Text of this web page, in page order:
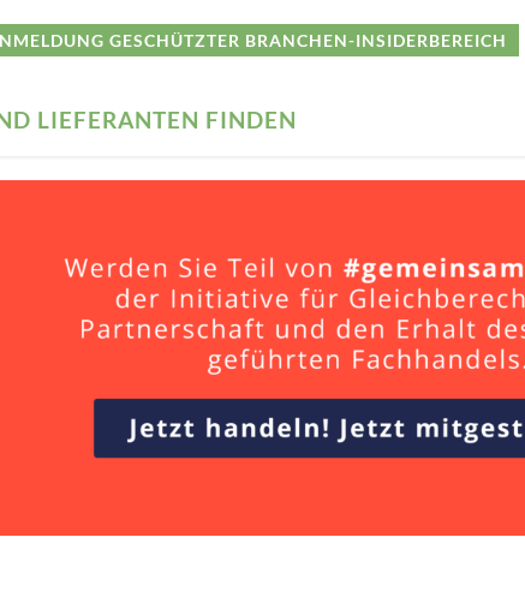
GESCHÜTZTER BRANCHEN-INSIDERBEREICH
LIEFERANTEN FINDEN